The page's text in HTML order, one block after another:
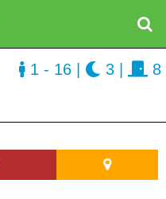
1 - 16 3 8